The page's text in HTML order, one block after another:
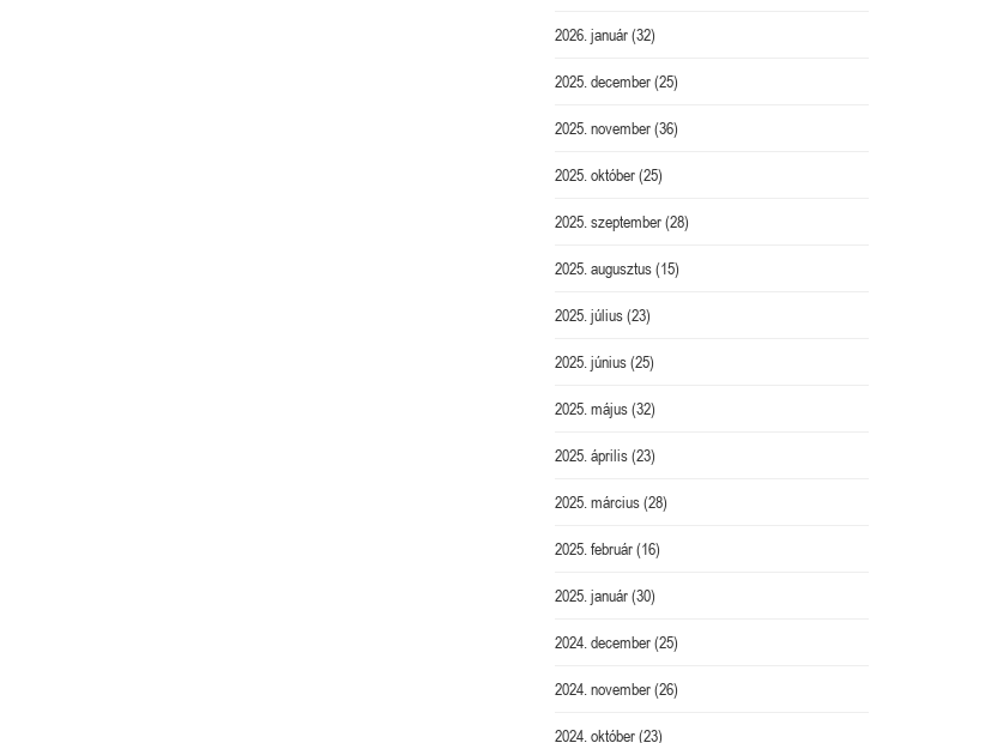
2026. január(32)
2025. december(25)
2025. november(36)
2025. október(25)
2025. szeptember(28)
2025. augusztus(15)
2025. július(23)
2025. június(25)
2025. május(32)
2025. április(23)
2025. március(28)
2025. február(16)
2025. január(30)
2024. december(25)
2024. november(26)
2024. október(23)